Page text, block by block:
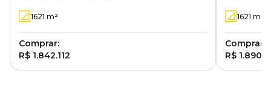
Loteamento Residencial Entre Verdes
(Sousas) - Campinas - SP
1621 m²
Comprar:
R$ 1.842.112
(Sousas)
1621 m²
Comprar:
R$